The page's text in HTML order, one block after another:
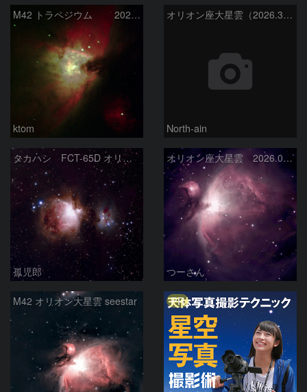
M42 トラペジウム 2026-3-14
ktom
オリオン座大星雲（2026.3.15）
North-ain
タカハシ FCT-65D オリオン大星雲
孤児郎
オリオン座大星雲 2026.01.13
つーさん
M42 オリオン大星雲 seestar PR